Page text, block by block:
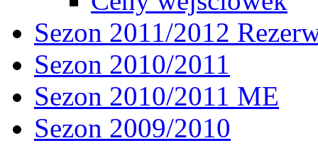
Sezon 2011/2012
Sezon 2010/2011
Sezon 2010/2011 ME
Sezon 2009/2010